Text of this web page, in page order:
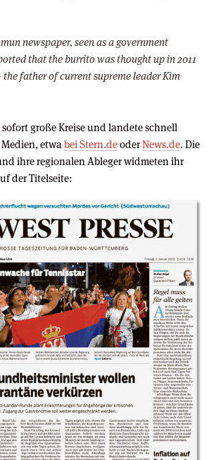
newspaper, seen as a government
that the burrito was thought up in 2011
the father of current supreme leader Kim
große Kreise und landete schnell
etwabei Stern.deoderNews.de. Die
ihre regionalen Ableger widmeten ihr
der Titelseite: